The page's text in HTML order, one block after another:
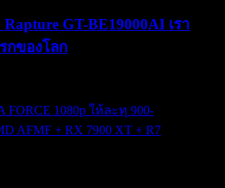
GT-BE19000AI เรา
กของโลก